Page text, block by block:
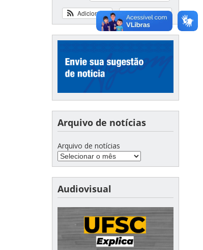
Ver calendário
Adicionar
Arquivo de notícias
Arquivo de notícias
Audiovisual